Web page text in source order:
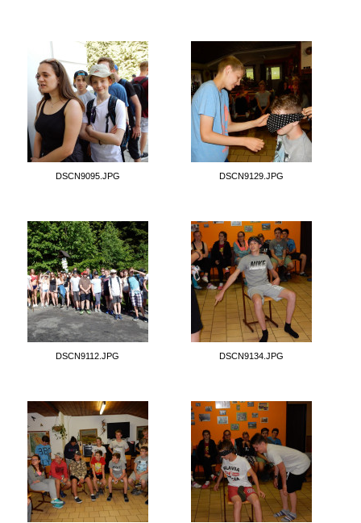
DSCN9095.JPG DSCN9129.JPG
DSCN9112.JPG DSCN9134.JPG